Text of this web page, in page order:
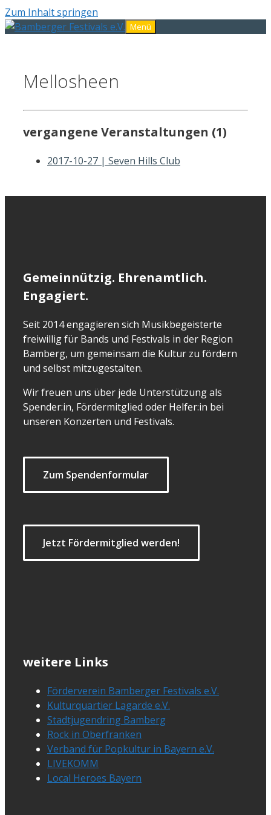
Zum Inhalt springen
Menü
Mellosheen
vergangene Veranstaltungen (1)
2017-10-27 | Seven Hills Club
Gemeinnützig. Ehrenamtlich.
Engagiert.
Seit 2014 engagieren sich Musikbegeisterte
freiwillig für Bands und Festivals in der Region
Bamberg, um gemeinsam die Kultur zu fördern
und selbst mitzugestalten.
Wir freuen uns über jede Unterstützung als
Spender:in, Fördermitglied oder Helfer:in bei
unseren Konzerten und Festivals.
Zum Spendenformular
Jetzt Fördermitglied werden!
weitere Links
Förderverein Bamberger Festivals e.V.
Kulturquartier Lagarde e.V.
Stadtjugendring Bamberg
Rock in Oberfranken
Verband für Popkultur in Bayern e.V.
LIVEKOMM
Local Heroes Bayern